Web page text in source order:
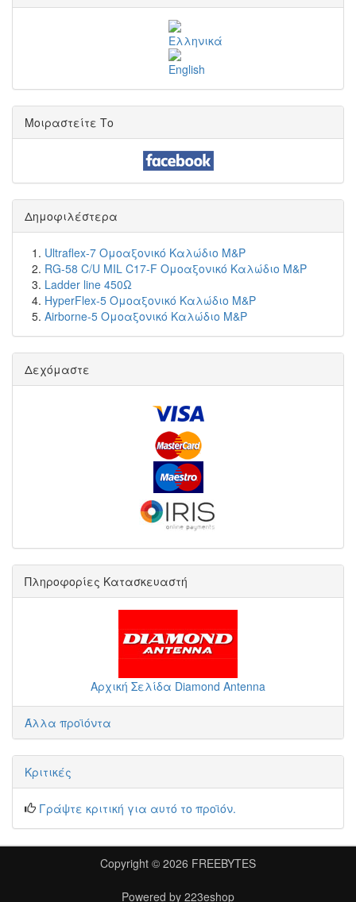
Μοιραστείτε Το
Δημοφιλέστερα
Ultraflex-7 Ομοαξονικό Καλώδιο M&P
RG-58 C/U MIL C17-F Ομοαξονικό Καλώδιο M&P
Ladder line 450Ω
HyperFlex-5 Ομοαξονικό Καλώδιο M&P
Airborne-5 Ομοαξονικό Καλώδιο M&P
Δεχόμαστε
Πληροφορίες Κατασκευαστή
Αρχική Σελίδα Diamond Antenna
Άλλα προϊόντα
Κριτικές
Γράψτε κριτική για αυτό το προϊόν.
Copyright © 2026 FREEBYTES
Powered by 223eshop